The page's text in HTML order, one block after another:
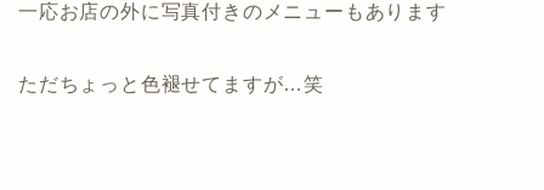
一応お店の外に写真付きのメニューもあります
ただちょっと色褪せてますが…笑